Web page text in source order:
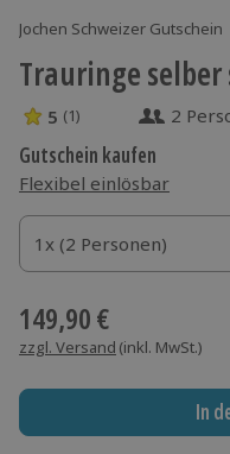
Jochen Schweizer Gutschein
Trauringe
5 Sterne von 5 aus 1
5 (1) 2
Gutschein kaufen
Flexibel einlösbar
1x (2 Personen)
1x (2 Personen)
1x (2 Personen)
149,90 €
zzgl. Versand (inkl. MwSt.)
In